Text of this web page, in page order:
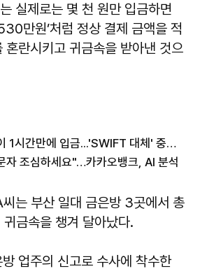
실제로는 몇 천 원만 입금하면
만원’처럼 정상 결제 금액을 적
혼란시키고 귀금속을 받아낸 것으
3조원 해외 송금건이 1시간만에 입금...'SWIFT 대체' 중국 결제망
자 조심하세요"…카카오뱅크, AI 분석
는 부산 일대 금은방 3곳에서 총
금속을 챙겨 달아났다.
업주의 신고로 수사에 착수한